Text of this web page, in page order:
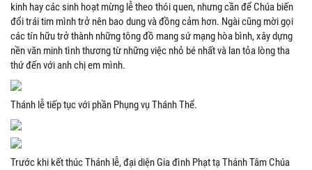
kinh hay các sinh hoạt mừng lễ theo thói quen, nhưng cần để Chúa biến
đổi trái tim mình trở nên bao dung và đồng cảm hơn. Ngài cũng mời gọi
các tín hữu trở thành những tông đồ mang sứ mạng hòa bình, xây dựng
nền văn minh tình thương từ những việc nhỏ bé nhất và lan tỏa lòng tha
thứ đến với anh chị em mình.
Thánh lễ tiếp tục với phần Phụng vụ Thánh Thể.
Trước khi kết thúc Thánh lễ, đại diện Gia đình Phạt tạ Thánh Tâm Chúa